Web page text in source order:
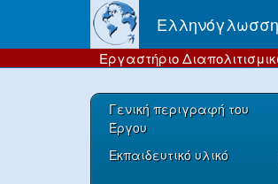
Ελληνόγλωσση
Εργαστήριο
Γενική περιγραφή του
Έργου
Εκπαιδευτικό υλικό